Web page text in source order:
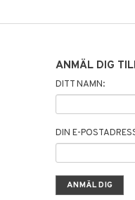
ANMÄL DIG
DITT NAMN:
DIN E-